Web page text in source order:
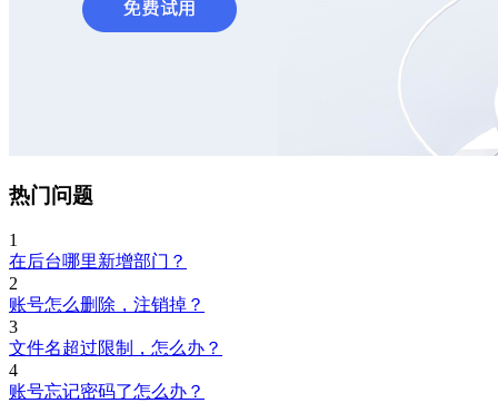
热门问题
1
在后台哪里新增部门？
2
账号怎么删除，注销掉？
3
文件名超过限制，怎么办？
4
账号忘记密码了怎么办？